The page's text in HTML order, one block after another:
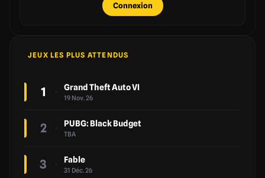
Connexion
JEUX LES PLUS ATTENDUS
1 Grand Theft Auto VI
19 Nov. 26
2 PUBG: Black Budget
TBA
3 Fable
31 Déc. 26